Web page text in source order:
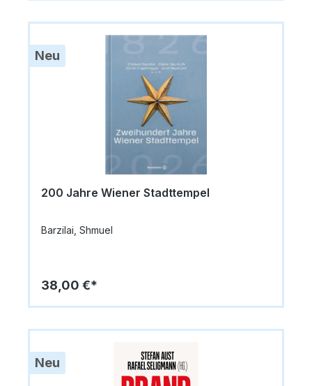
Neu
200 Jahre Wiener Stadttempel
Barzilai, Shmuel
38,00 €*
Neu